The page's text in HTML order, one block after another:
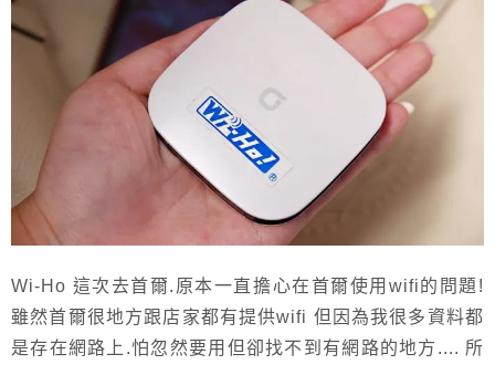
Wi-Ho 這次去首爾.原本一直擔心在首爾使用wifi的問題!
雖然首爾很地方跟店家都有提供wifi 但因為我很多資料都
是存在網路上.怕忽然要用但卻找不到有網路的地方.... 所